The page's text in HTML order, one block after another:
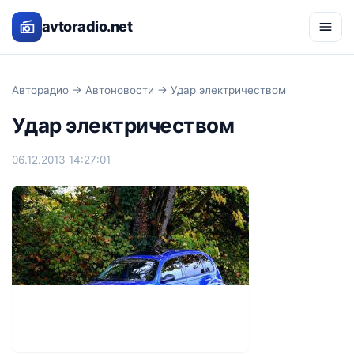
avtoradio.net
Авторадио → Автоновости → Удар электричеством
Удар электричеством
06.12.2013 14:27:01